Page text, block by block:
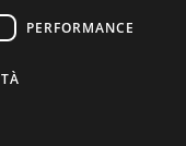
PERFORMANCE